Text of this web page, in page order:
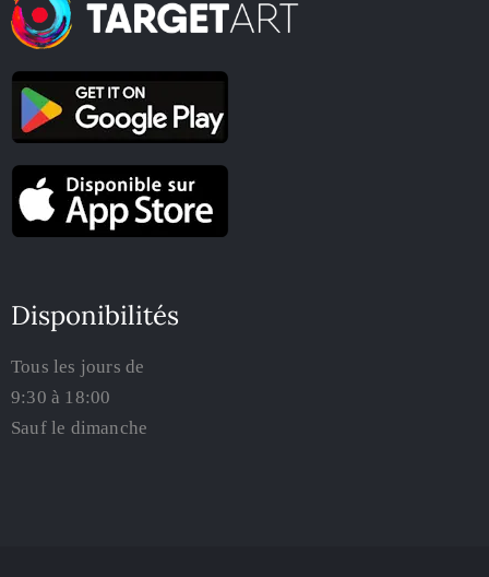
Disponibilités
Tous les jours de
9:30 à 18:00
Sauf le dimanche